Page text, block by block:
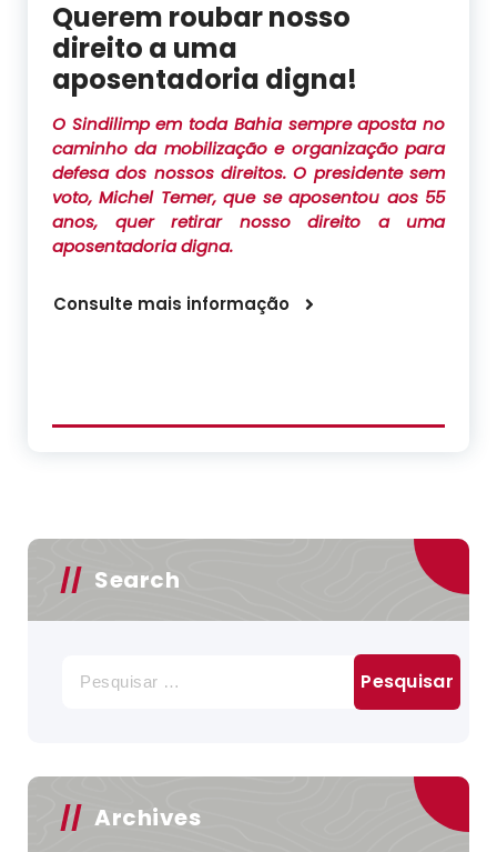
Querem roubar nosso
direito a uma
aposentadoria digna!
O Sindilimp em toda Bahia sempre aposta no
caminho da mobilização e organização para
defesa dos nossos direitos. O presidente sem
voto, Michel Temer, que se aposentou aos 55
anos, quer retirar nosso direito a uma
aposentadoria digna.
Consulte mais informação
Search
por:
Archives